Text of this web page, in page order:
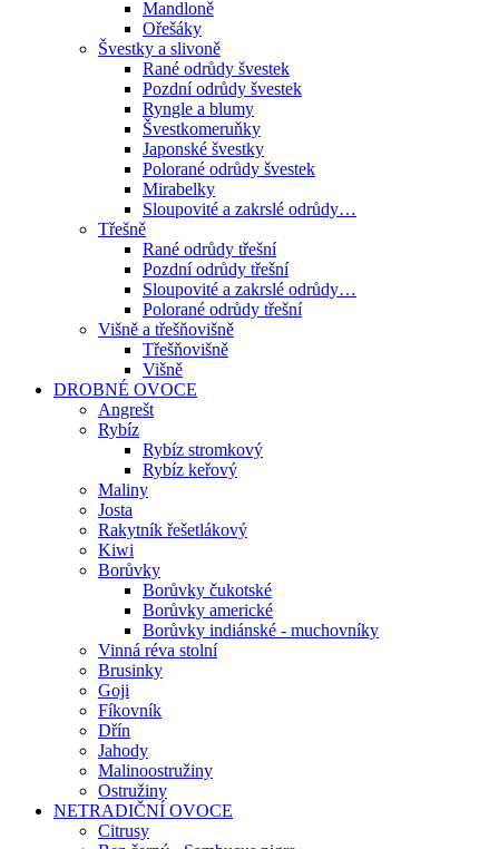
Mandloně
Ořešáky
Švestky a slivoně
Rané odrůdy švestek
Pozdní odrůdy švestek
Ryngle a blumy
Švestkomeruňky
Japonské švestky
Polorané odrůdy švestek
Mirabelky
Sloupovité a zakrslé odrůdy…
Třešně
Rané odrůdy třešní
Pozdní odrůdy třešní
Sloupovité a zakrslé odrůdy…
Polorané odrůdy třešní
Višně a třešňovišně
Třešňovišně
Višně
DROBNÉ OVOCE
Angrešt
Rybíz
Rybíz stromkový
Rybíz keřový
Maliny
Josta
Rakytník řešetlákový
Kiwi
Borůvky
Borůvky čukotské
Borůvky americké
Borůvky indiánské - muchovníky
Vinná réva stolní
Brusinky
Goji
Fíkovník
Dřín
Jahody
Malinoostružiny
Ostružiny
NETRADIČNÍ OVOCE
Citrusy